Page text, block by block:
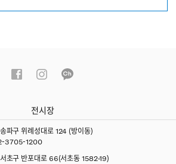
전시장
파구 위례성대로 124 (방이동)
3705-1200
초구 반포대로 66(서초동 1582-19)